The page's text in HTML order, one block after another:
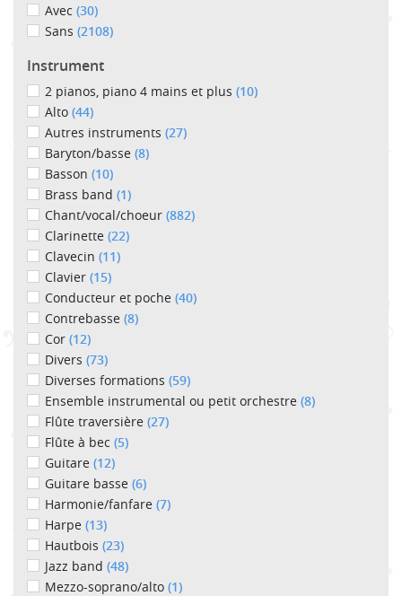
Avec (30)
Sans (2108)
Instrument
2 pianos, piano 4 mains et plus (10)
Alto (44)
Autres instruments (27)
Baryton/basse (8)
Basson (10)
Brass band (1)
Chant/vocal/choeur (882)
Clarinette (22)
Clavecin (11)
Clavier (15)
Conducteur et poche (40)
Contrebasse (8)
Cor (12)
Divers (73)
Diverses formations (59)
Ensemble instrumental ou petit orchestre (8)
Flûte traversière (27)
Flûte à bec (5)
Guitare (12)
Guitare basse (6)
Harmonie/fanfare (7)
Harpe (13)
Hautbois (23)
Jazz band (48)
Mezzo-soprano/alto (1)